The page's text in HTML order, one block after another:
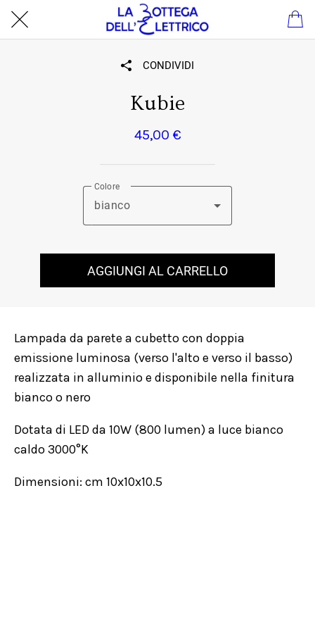
CONDIVIDI
Kubie
45,00 €
Colore
bianco
AGGIUNGI AL CARRELLO
Lampada da parete a cubetto con doppia
emissione luminosa (verso l'alto e verso il basso)
realizzata in alluminio e disponibile nella finitura
bianco o nero
Dotata di LED da 10W (800 lumen) a luce bianco
caldo 3000°K
Dimensioni: cm 10x10x10.5